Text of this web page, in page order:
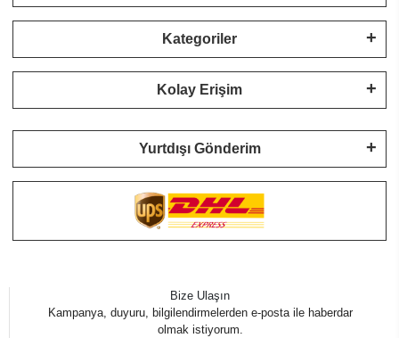
Kategoriler
Kolay Erişim
Yurtdışı Gönderim
Bize Ulaşın
Kampanya, duyuru, bilgilendirmelerden e-posta ile haberdar
olmak istiyorum.